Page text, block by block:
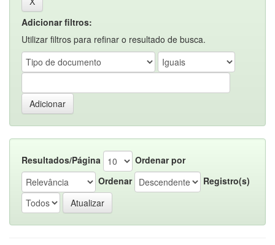
Adicionar filtros:
Utilizar filtros para refinar o resultado de busca.
Resultados/Página
Ordenar por
Ordenar
Registro(s)